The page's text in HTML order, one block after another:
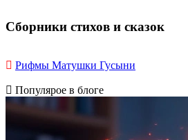
Сборники стихов и сказок
Рифмы Матушки Гусыни
Популярое в блоге